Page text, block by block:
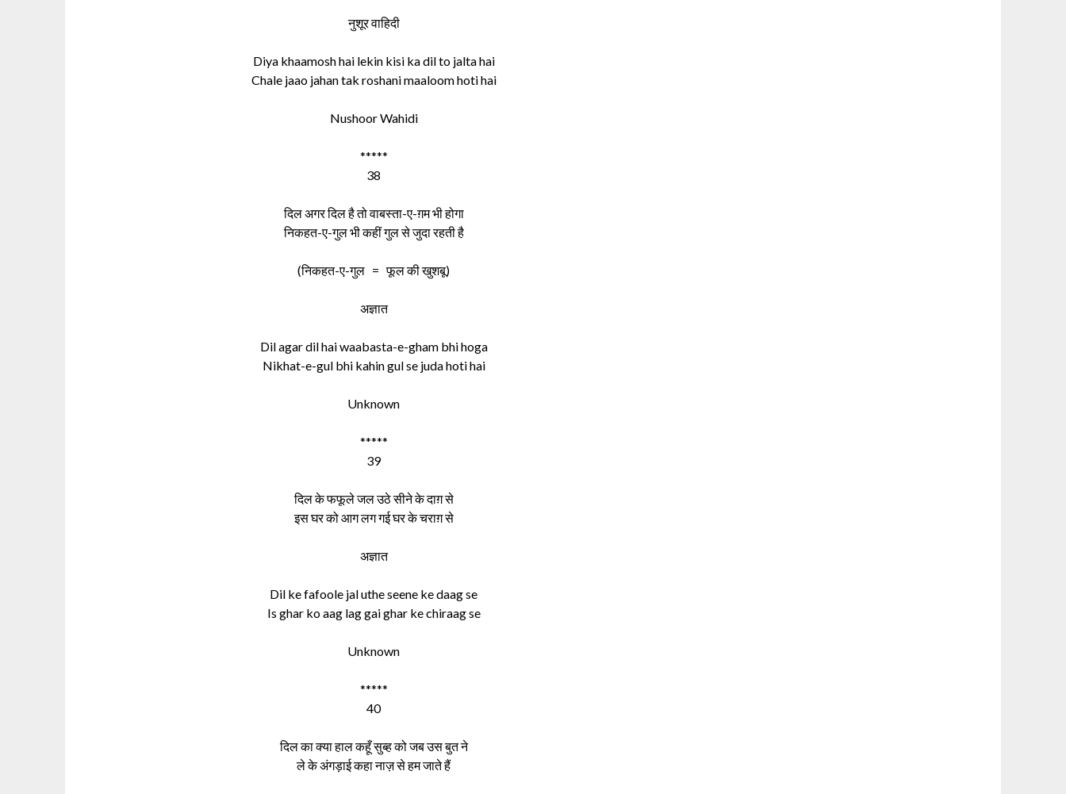
नुशूर वाहिदी
Diya khaamosh hai lekin kisi ka dil to jalta hai
Chale jaao jahan tak roshani maaloom hoti hai
Nushoor Wahidi
*****
38
दिल अगर दिल है तो वाबस्ता-ए-ग़म भी होगा
निकहत-ए-गुल भी कहीं गुल से जुदा रहती है
(निकहत-ए-गुल = फूल की खुशबू)
अज्ञात
Dil agar dil hai waabasta-e-gham bhi hoga
Nikhat-e-gul bhi kahin gul se juda hoti hai
Unknown
*****
39
दिल के फफूले जल उठे सीने के दाग़ से
इस घर को आग लग गई घर के चराग़ से
अज्ञात
Dil ke fafoole jal uthe seene ke daag se
Is ghar ko aag lag gai ghar ke chiraag se
Unknown
*****
40
दिल का क्या हाल कहूँ सुब्ह को जब उस बुत ने
ले के अंगड़ाई कहा नाज़ से हम जाते हैं